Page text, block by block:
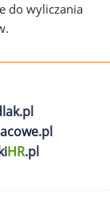
do wyliczania
HR.pl